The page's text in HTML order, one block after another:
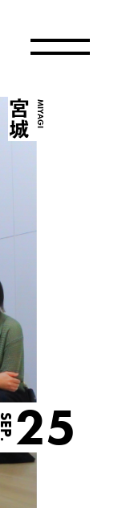
SEP.25
MIYAGI
宮城